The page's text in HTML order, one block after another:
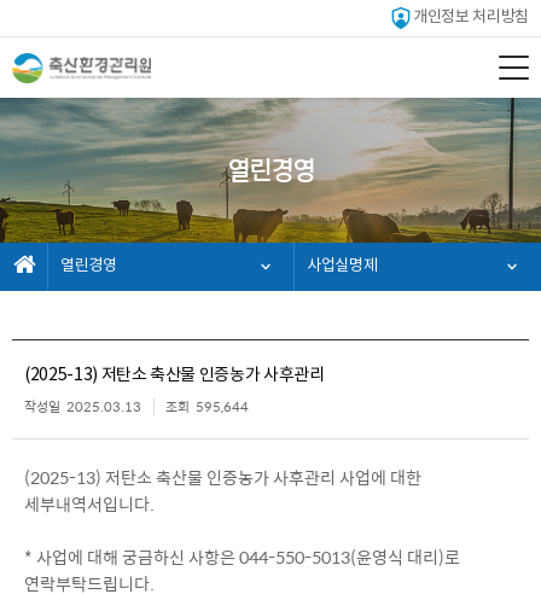
개인정보 처리방침
열린경영
열린경영 사업실명제
(2025-13) 저탄소 축산물 인증농가 사후관리
작성일 2025.03.13 조회 595,644
(2025-13) 저탄소 축산물 인증농가 사후관리 사업에 대한
세부내역서입니다.
* 사업에 대해 궁금하신 사항은 044-550-5013(윤영식 대리)로
연락부탁드립니다.